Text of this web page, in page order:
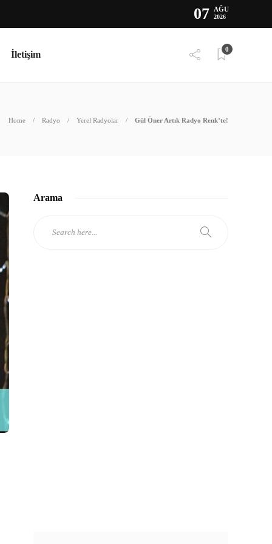
07 AĞU
2026
İletişim 0
Home Radyo Yerel Radyolar Gül Öner Artık Radyo Renk’te!
Arama